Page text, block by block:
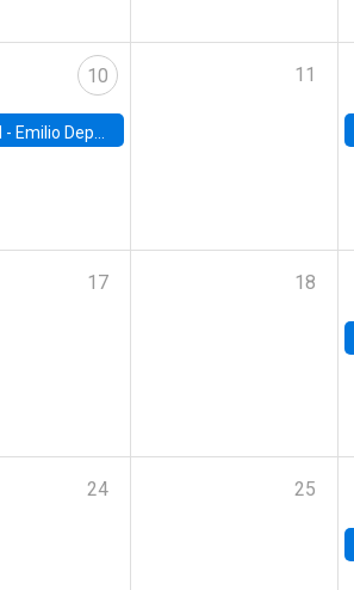
10
- Emilio Depetris-Chauvín, Universidad Católica
11
17 18
24 25